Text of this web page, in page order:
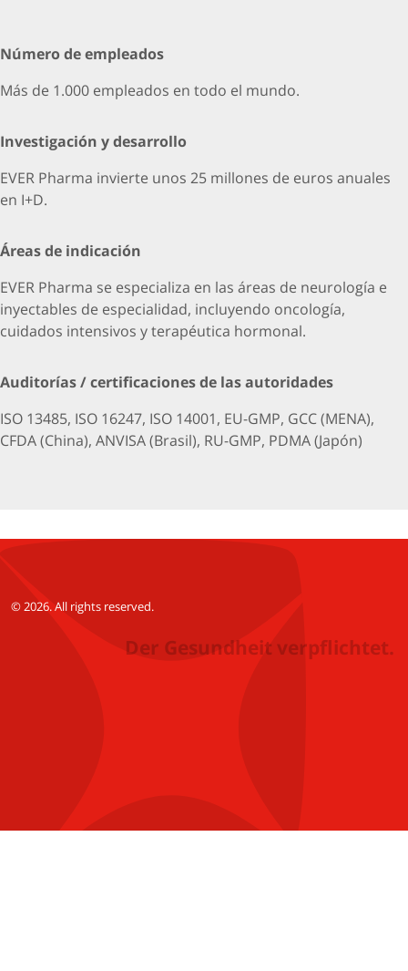
Número de empleados
Más de 1.000 empleados en todo el mundo.
Investigación y desarrollo
EVER Pharma invierte unos 25 millones de euros anuales
en I+D.
Áreas de indicación
EVER Pharma se especializa en las áreas de neurología e
inyectables de especialidad, incluyendo oncología,
cuidados intensivos y terapéutica hormonal.
Auditorías / certificaciones de las autoridades
ISO 13485, ISO 16247, ISO 14001, EU-GMP, GCC (MENA),
CFDA (China), ANVISA (Brasil), RU-GMP, PDMA (Japón)
© 2026. All rights reserved.